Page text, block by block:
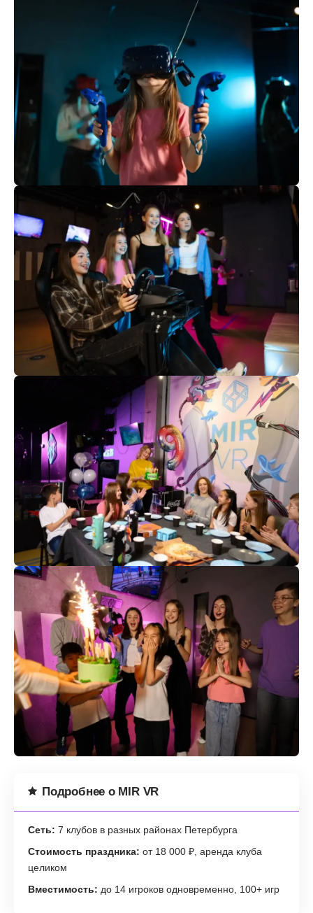
Подробнее о MIR VR
Сеть: 7 клубов в разных районах Петербурга
Стоимость праздника: от 18 000 ₽, аренда клуба
целиком
Вместимость: до 14 игроков одновременно, 100+ игр